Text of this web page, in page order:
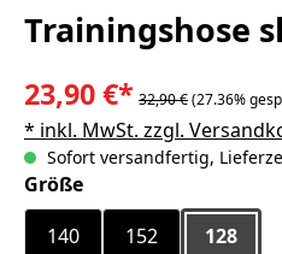
Trainingshose
23,90 €* 32,90 €(27.36%
* inkl. MwSt. zzgl.
Sofort versandfertig,
Größeauswählen
140
152 128